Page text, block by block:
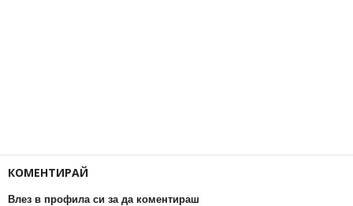
КОМЕНТИРАЙ
Влез в профила си за да коментираш